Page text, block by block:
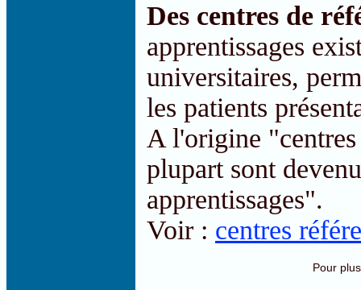
Des centres de
apprentissages
universitaires,
les patients
A l'origine
plupart sont
apprentissages".
Voir : centres
Pour